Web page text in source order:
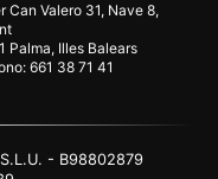
Can Valero 31, Nave 8,
Palma, Illes Balears
661 38 71 41
- B98802879